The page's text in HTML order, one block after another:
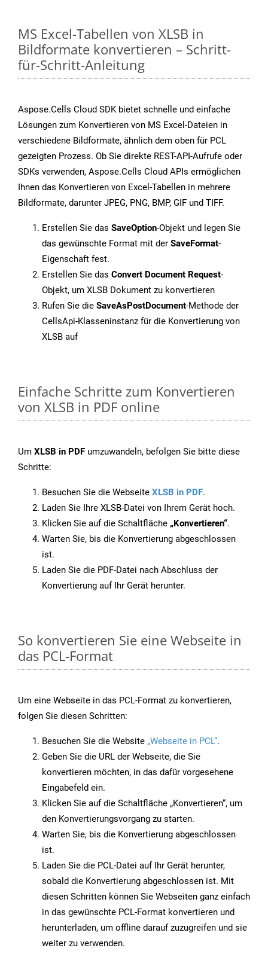
MS Excel-Tabellen von XLSB in
Bildformate konvertieren – Schritt-
für-Schritt-Anleitung
Aspose.Cells Cloud SDK bietet schnelle und einfache
Lösungen zum Konvertieren von MS Excel-Dateien in
verschiedene Bildformate, ähnlich dem oben für PCL
gezeigten Prozess. Ob Sie direkte REST-API-Aufrufe oder
SDKs verwenden, Aspose.Cells Cloud APIs ermöglichen
Ihnen das Konvertieren von Excel-Tabellen in mehrere
Bildformate, darunter JPEG, PNG, BMP, GIF und TIFF.
Erstellen Sie das SaveOption-Objekt und legen Sie
das gewünschte Format mit der SaveFormat-
Eigenschaft fest.
Erstellen Sie das Convert Document Request-
Objekt, um XLSB Dokument zu konvertieren
Rufen Sie die SaveAsPostDocument-Methode der
CellsApi-Klasseninstanz für die Konvertierung von
XLSB auf
Einfache Schritte zum Konvertieren
von XLSB in PDF online
Um XLSB in PDF umzuwandeln, befolgen Sie bitte diese
Schritte:
Besuchen Sie die Webseite XLSB in PDF.
Laden Sie Ihre XLSB-Datei von Ihrem Gerät hoch.
Klicken Sie auf die Schaltfläche „Konvertieren“.
Warten Sie, bis die Konvertierung abgeschlossen
ist.
Laden Sie die PDF-Datei nach Abschluss der
Konvertierung auf Ihr Gerät herunter.
So konvertieren Sie eine Webseite in
das PCL-Format
Um eine Webseite in das PCL-Format zu konvertieren,
folgen Sie diesen Schritten:
Besuchen Sie die Website „Webseite in PCL“.
Geben Sie die URL der Webseite, die Sie
konvertieren möchten, in das dafür vorgesehene
Eingabefeld ein.
Klicken Sie auf die Schaltfläche „Konvertieren“, um
den Konvertierungsvorgang zu starten.
Warten Sie, bis die Konvertierung abgeschlossen
ist.
Laden Sie die PCL-Datei auf Ihr Gerät herunter,
sobald die Konvertierung abgeschlossen ist. Mit
diesen Schritten können Sie Webseiten ganz einfach
in das gewünschte PCL-Format konvertieren und
herunterladen, um offline darauf zuzugreifen und sie
weiter zu verwenden.